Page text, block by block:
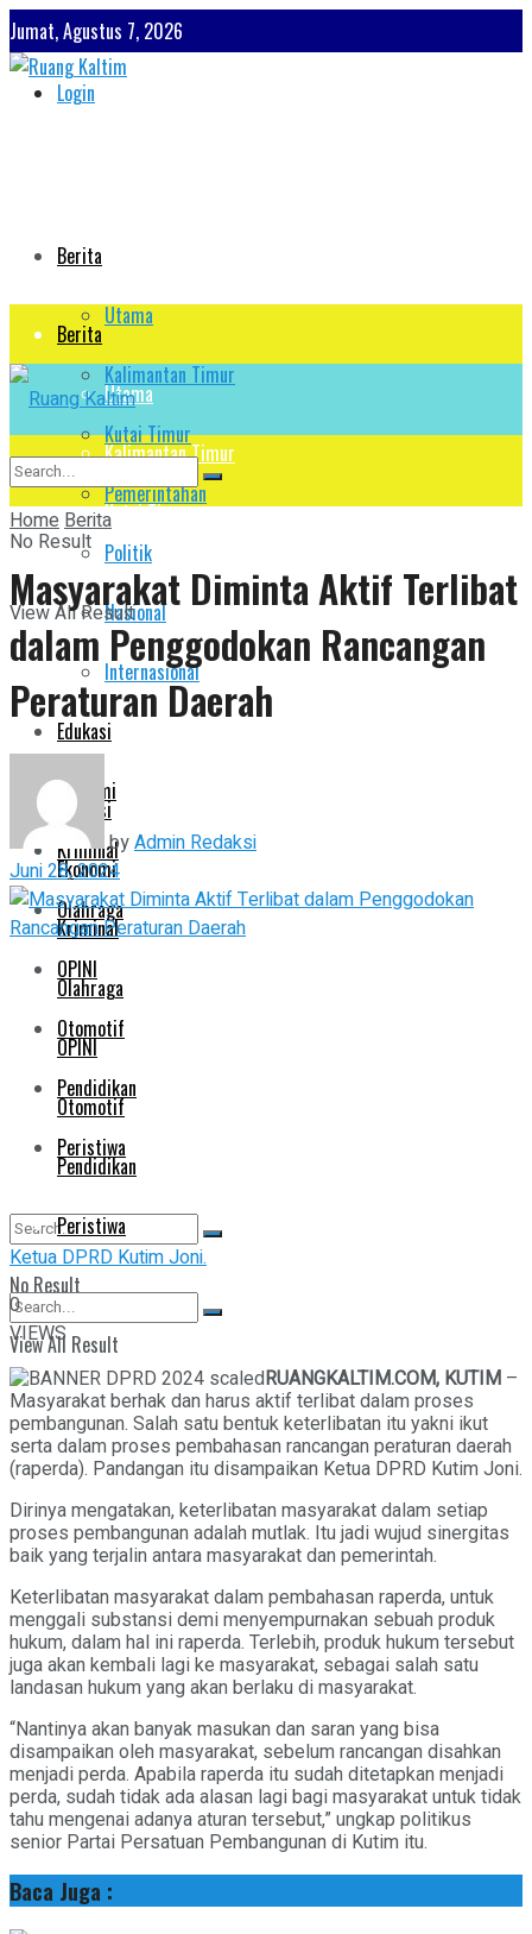
Jumat, Agustus 7, 2026
Login
Berita
Utama
Kalimantan Timur
Kutai Timur
Pemerintahan
Politik
Nasional
Internasional
Edukasi
Ekonomi
Kriminal
Olahraga
OPINI
Otomotif
Pendidikan
Peristiwa
No Result
View All Result
Berita
Utama
Kalimantan Timur
Kutai Timur
Pemerintahan
Politik
Nasional
Internasional
Edukasi
Ekonomi
Kriminal
Olahraga
OPINI
Otomotif
Pendidikan
Peristiwa
No Result
View All Result
No Result
View All Result
HomeBerita
Masyarakat Diminta Aktif Terlibat
dalam Penggodokan Rancangan
Peraturan Daerah
byAdmin Redaksi
Juni 28, 2024
Ketua DPRD Kutim Joni.
0
VIEWS
RUANGKALTIM.COM, KUTIM –
Masyarakat berhak dan harus aktif terlibat dalam proses
pembangunan. Salah satu bentuk keterlibatan itu yakni ikut
serta dalam proses pembahasan rancangan peraturan daerah
(raperda). Pandangan itu disampaikan Ketua DPRD Kutim Joni.
Dirinya mengatakan, keterlibatan masyarakat dalam setiap
proses pembangunan adalah mutlak. Itu jadi wujud sinergitas
baik yang terjalin antara masyarakat dan pemerintah.
Keterlibatan masyarakat dalam pembahasan raperda, untuk
menggali substansi demi menyempurnakan sebuah produk
hukum, dalam hal ini raperda. Terlebih, produk hukum tersebut
juga akan kembali lagi ke masyarakat, sebagai salah satu
landasan hukum yang akan berlaku di masyarakat.
“Nantinya akan banyak masukan dan saran yang bisa
disampaikan oleh masyarakat, sebelum rancangan disahkan
menjadi perda. Apabila raperda itu sudah ditetapkan menjadi
perda, sudah tidak ada alasan lagi bagi masyarakat untuk tidak
tahu mengenai adanya aturan tersebut,” ungkap politikus
senior Partai Persatuan Pembangunan di Kutim itu.
Baca Juga :